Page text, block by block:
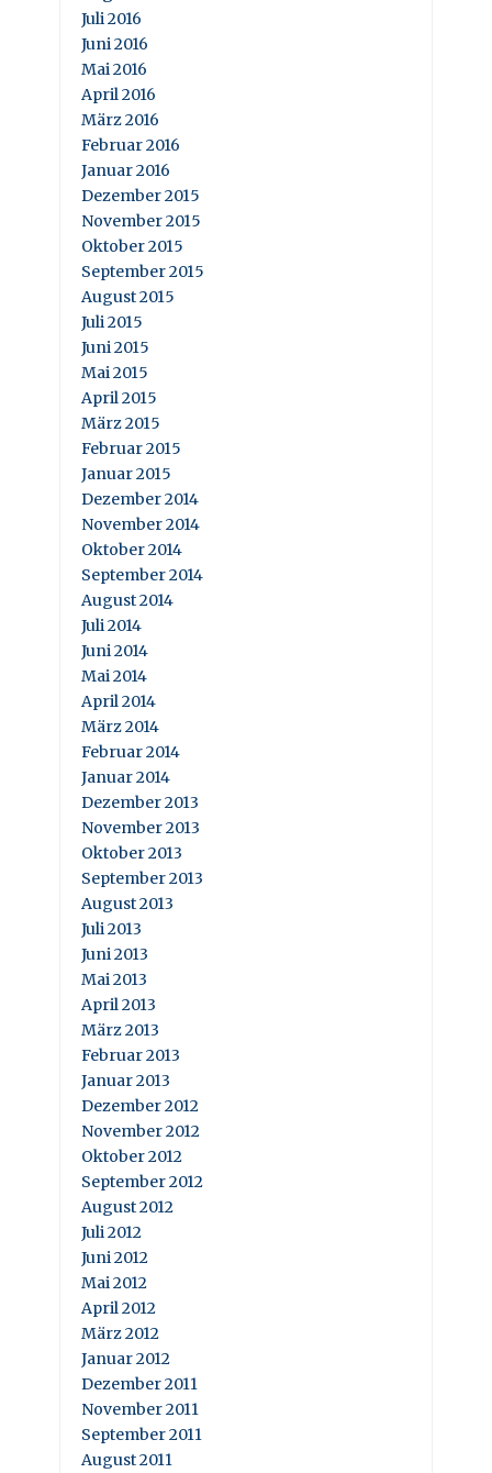
Juli 2016
Juni 2016
Mai 2016
April 2016
März 2016
Februar 2016
Januar 2016
Dezember 2015
November 2015
Oktober 2015
September 2015
August 2015
Juli 2015
Juni 2015
Mai 2015
April 2015
März 2015
Februar 2015
Januar 2015
Dezember 2014
November 2014
Oktober 2014
September 2014
August 2014
Juli 2014
Juni 2014
Mai 2014
April 2014
März 2014
Februar 2014
Januar 2014
Dezember 2013
November 2013
Oktober 2013
September 2013
August 2013
Juli 2013
Juni 2013
Mai 2013
April 2013
März 2013
Februar 2013
Januar 2013
Dezember 2012
November 2012
Oktober 2012
September 2012
August 2012
Juli 2012
Juni 2012
Mai 2012
April 2012
März 2012
Januar 2012
Dezember 2011
November 2011
September 2011
August 2011